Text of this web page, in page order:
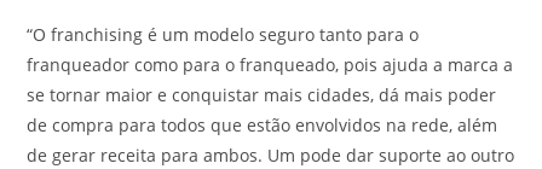
“O franchising é um modelo seguro tanto para o
franqueador como para o franqueado, pois ajuda a marca a
se tornar maior e conquistar mais cidades, dá mais poder
de compra para todos que estão envolvidos na rede, além
de gerar receita para ambos. Um pode dar suporte ao outro